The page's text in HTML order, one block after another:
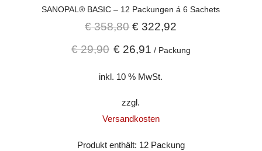
SANOPAL® BASIC – 12 Packungen á 6 Sachets
€358,80 € 322,92
€29,90 €26,91 / Packung
inkl. 10 % MwSt.
zzgl.
Versandkosten
Produkt enthält: 12 Packung